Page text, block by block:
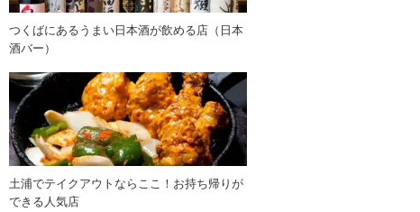
つくばにあるうまい日本酒が飲める店（日本
酒バー）
土浦でテイクアウトならここ！お持ち帰りが
できる人気店